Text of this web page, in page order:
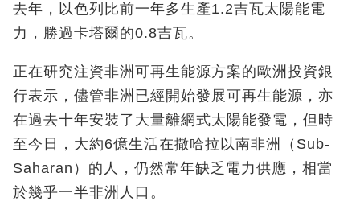
去年，以色列比前一年多生產1.2吉瓦太陽能電
力，勝過卡塔爾的0.8吉瓦。
正在研究注資非洲可再生能源方案的歐洲投資銀
行表示，儘管非洲已經開始發展可再生能源，亦
在過去十年安裝了大量離網式太陽能發電，但時
至今日，大約6億生活在撒哈拉以南非洲（Sub-
Saharan）的人，仍然常年缺乏電力供應，相當
於幾乎一半非洲人口。